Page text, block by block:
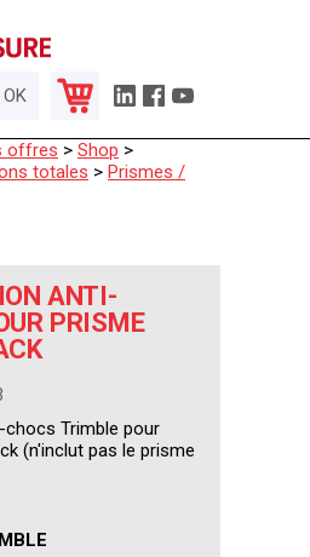
offres > Shop >
totales > Prismes /
ANTI-
PRISME
Trimble pour
(n'inclut pas le prisme